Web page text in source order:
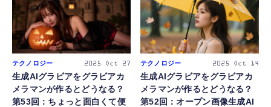
テクノロジー 2025 Oct 27
生成AIグラビアをグラビアカ
メラマンが作るとどうなる？
第53回：ちょっと面白くて便
テクノロジー 2025 Oct 14
生成AIグラビアをグラビアカ
メラマンが作るとどうなる？
第52回：オープン画像生成AI